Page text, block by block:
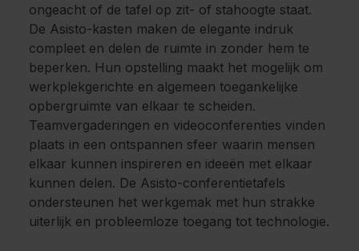
ongeacht of de tafel op zit- of stahoogte staat.
De Asisto-kasten maken de elegante indruk
compleet en delen de ruimte in zonder hem te
beperken. Hun opstelling maakt het mogelijk om
werkplekgerichte en algemeen toegankelijke
opbergruimte van elkaar te scheiden.
Teamvergaderingen en videoconferenties vinden
plaats in een ontspannen sfeer waarin mensen
elkaar kunnen inspireren en ideeën met elkaar
kunnen delen. De Asisto-conferentietafels
ondersteunen het werkgemak met hun strakke
uiterlijk en probleemloze toegang tot technologie.